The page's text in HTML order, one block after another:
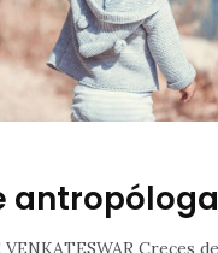
antropóloga
Creces de manera